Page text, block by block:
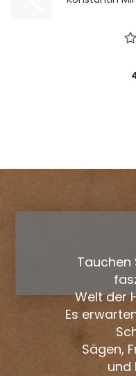
Tauchen
Welt der
Es
Sägen,
und